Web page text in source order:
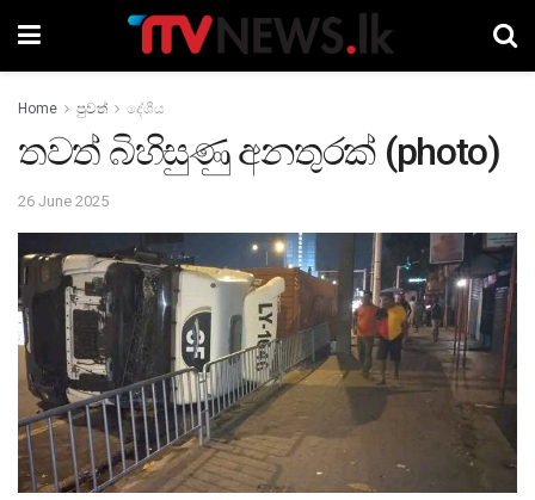
Home පුවත් දේශීය
තවත් බිහිසුණු අනතුරක් (photo)
26 June 2025